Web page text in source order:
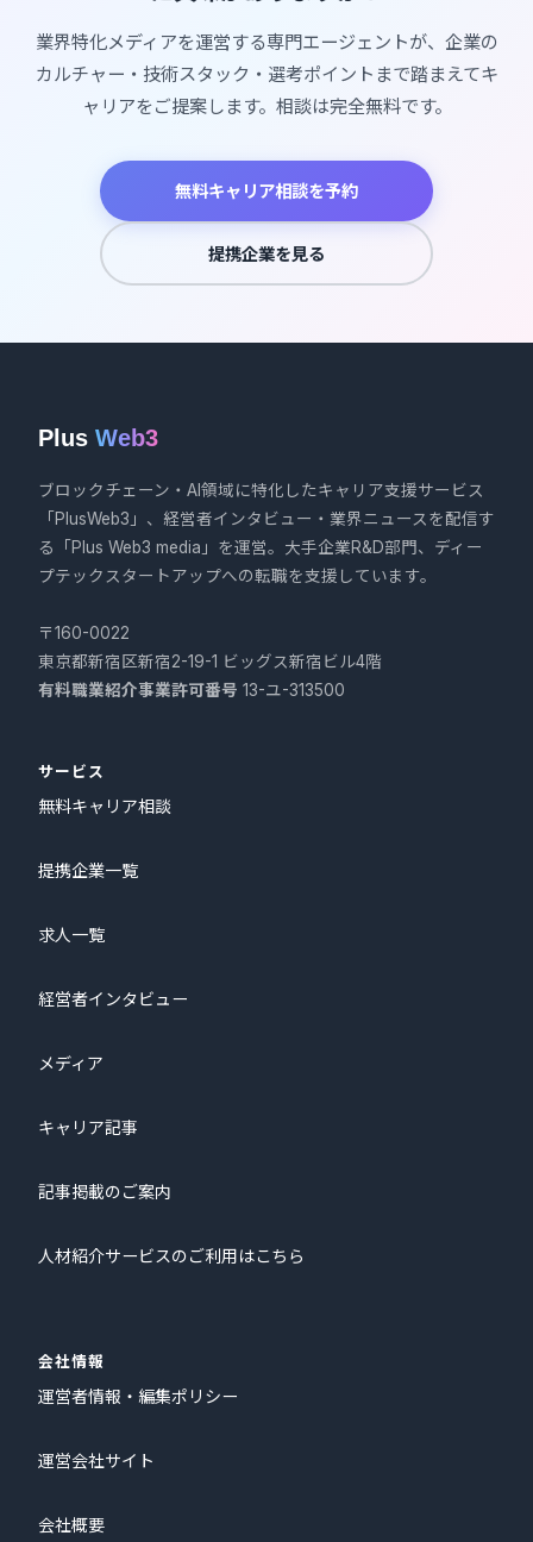
業界特化メディアを運営する専門エージェントが、企業の
カルチャー・技術スタック・選考ポイントまで踏まえてキ
ャリアをご提案します。相談は完全無料です。
無料キャリア相談を予約
提携企業を見る
Plus Web3
ブロックチェーン・AI領域に特化したキャリア支援サービス
「PlusWeb3」、経営者インタビュー・業界ニュースを配信す
る「Plus Web3 media」を運営。大手企業R&D部門、ディー
プテックスタートアップへの転職を支援しています。
〒160-0022
東京都新宿区新宿2-19-1 ビッグス新宿ビル4階
有料職業紹介事業許可番号 13-ユ-313500
サービス
無料キャリア相談
提携企業一覧
求人一覧
経営者インタビュー
メディア
キャリア記事
記事掲載のご案内
人材紹介サービスのご利用はこちら
会社情報
運営者情報・編集ポリシー
運営会社サイト
会社概要